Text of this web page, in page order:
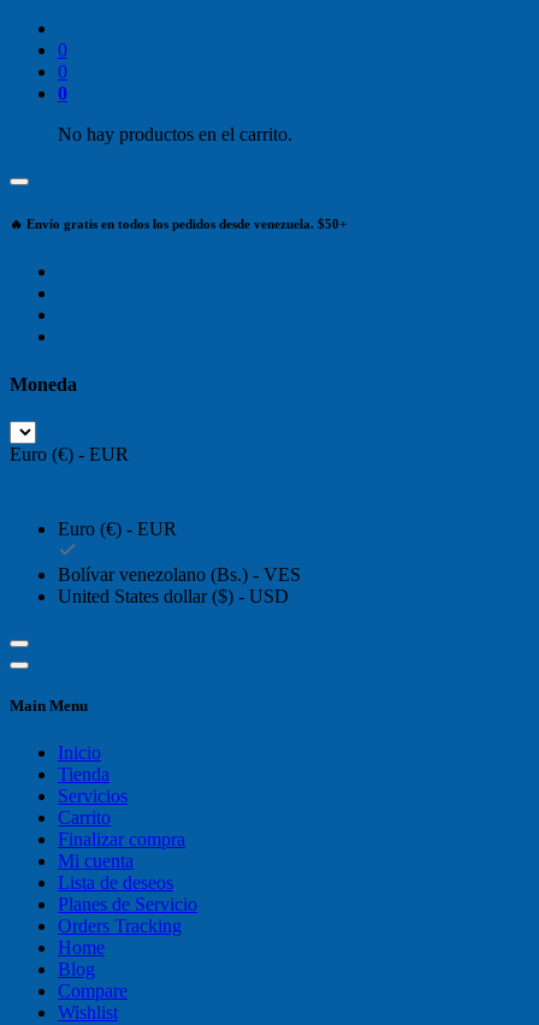
0
0
0
No hay productos en el carrito.
🔥 Envío gratis en todos los pedidos desde venezuela. $50+
Moneda
Euro (€) - EUR
Euro (€) - EUR
Bolívar venezolano (Bs.) - VES
United States dollar ($) - USD
Main Menu
Inicio
Tienda
Servicios
Carrito
Finalizar compra
Mi cuenta
Lista de deseos
Planes de Servicio
Orders Tracking
Home
Blog
Compare
Wishlist